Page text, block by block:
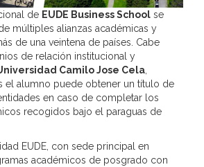
de EUDE Business School se
múltiples alianzas académicas y
de una veintena de países. Cabe
de relación institucional y
Camilo Jose Cela
el alumno puede obtener un título de
en caso de completar los
recogidos bajo el paraguas de
EUDE, con sede principal en
académicos de posgrado con